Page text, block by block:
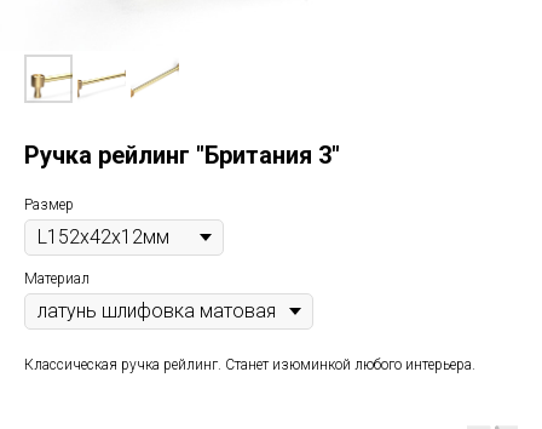
Ручка рейлинг "Британия 3"
Размер
Материал
Классическая ручка рейлинг. Станет изюминкой любого интерьера.